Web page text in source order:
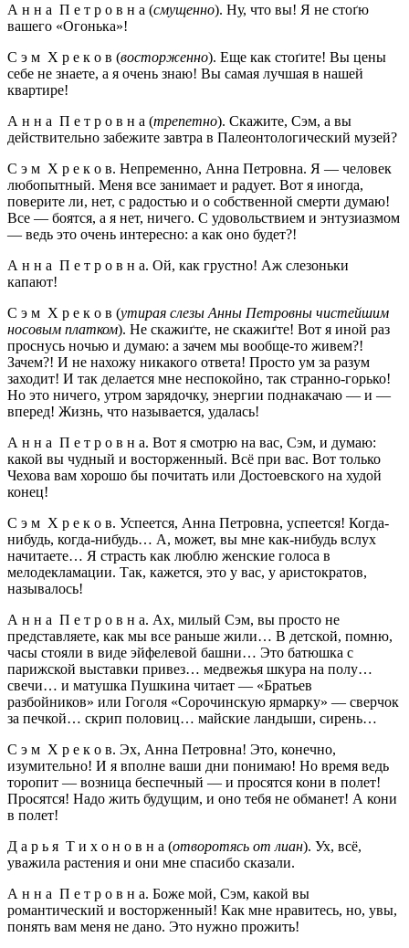
А н н а П е т р о в н а (смущенно). Ну, что вы! Я не стоґю
вашего «Огонька»!
С э м Х р е к о в (восторженно). Еще как стоґите! Вы цены
себе не знаете, а я очень знаю! Вы самая лучшая в нашей
квартире!
А н н а П е т р о в н а (трепетно). Скажите, Сэм, а вы
действительно забежите завтра в Палеонтологический музей?
С э м Х р е к о в. Непременно, Анна Петровна. Я — человек
любопытный. Меня все занимает и радует. Вот я иногда,
поверите ли, нет, с радостью и о собственной смерти думаю!
Все — боятся, а я нет, ничего. С удовольствием и энтузиазмом
— ведь это очень интересно: а как оно будет?!
А н н а П е т р о в н а. Ой, как грустно! Аж слезоньки
капают!
С э м Х р е к о в (утирая слезы Анны Петровны чистейшим
носовым платком). Не скажиґте, не скажиґте! Вот я иной раз
проснусь ночью и думаю: а зачем мы вообще-то живем?!
Зачем?! И не нахожу никакого ответа! Просто ум за разум
заходит! И так делается мне неспокойно, так странно-горько!
Но это ничего, утром зарядочку, энергии поднакачаю — и —
вперед! Жизнь, что называется, удалась!
А н н а П е т р о в н а. Вот я смотрю на вас, Сэм, и думаю:
какой вы чудный и восторженный. Всё при вас. Вот только
Чехова вам хорошо бы почитать или Достоевского на худой
конец!
С э м Х р е к о в. Успеется, Анна Петровна, успеется! Когда-
нибудь, когда-нибудь… А, может, вы мне как-нибудь вслух
начитаете… Я страсть как люблю женские голоса в
мелодекламации. Так, кажется, это у вас, у аристократов,
называлось!
А н н а П е т р о в н а. Ах, милый Сэм, вы просто не
представляете, как мы все раньше жили… В детской, помню,
часы стояли в виде эйфелевой башни… Это батюшка с
парижской выставки привез… медвежья шкура на полу…
свечи… и матушка Пушкина читает — «Братьев
разбойников» или Гоголя «Сорочинскую ярмарку» — сверчок
за печкой… скрип половиц… майские ландыши, сирень…
С э м Х р е к о в. Эх, Анна Петровна! Это, конечно,
изумительно! И я вполне ваши дни понимаю! Но время ведь
торопит — возница беспечный — и просятся кони в полет!
Просятся! Надо жить будущим, и оно тебя не обманет! А кони
в полет!
Д а р ь я Т и х о н о в н а (отворотясь от лиан). Ух, всё,
уважила растения и они мне спасибо сказали.
А н н а П е т р о в н а. Боже мой, Сэм, какой вы
романтический и восторженный! Как мне нравитесь, но, увы,
понять вам меня не дано. Это нужно прожить!